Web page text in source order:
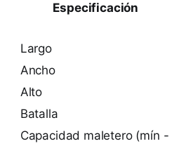
Especificación
Largo
Ancho
Alto
Batalla
Capacidad maletero (mín -